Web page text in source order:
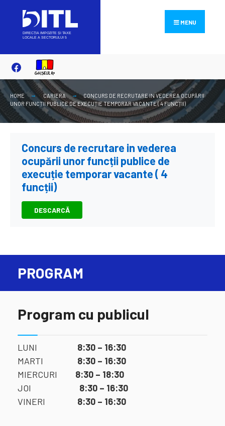
content
MENU
HOME CARIERA
CONCURS DE RECRUTARE IN VEDEREA OCUPĂRII
UNOR FUNCȚII PUBLICE DE EXECUȚIE TEMPORAR VACANTE ( 4 FUNCȚII)
Concurs de recrutare in vederea
ocupării unor funcții publice de
execuție temporar vacante ( 4
funcții)
DESCARCĂ
PROGRAM
Program cu publicul
LUNI 8:30 – 16:30
MARTI 8:30 – 16:30
MIERCURI 8:30 – 18:30
JOI 8:30 – 16:30
VINERI 8:30 – 16:30
for: